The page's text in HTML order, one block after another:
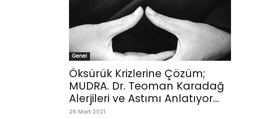
Genel
Öksürük Krizlerine Çözüm;
MUDRA. Dr. Teoman Karadağ
Alerjileri ve Astımı Anlatıyor…
26 Mart 2021